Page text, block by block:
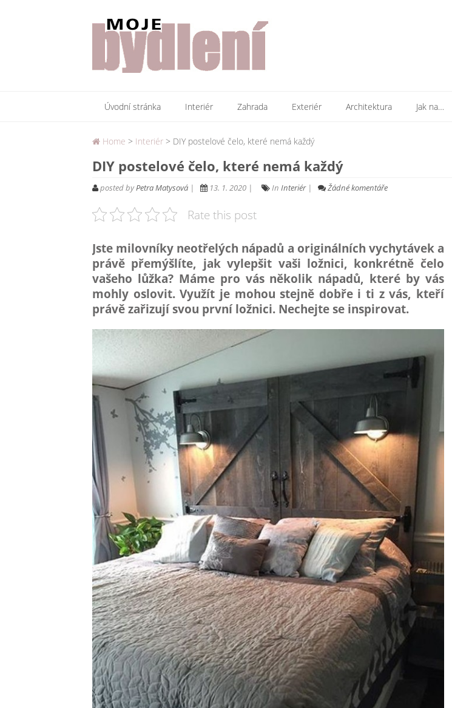
Úvodní stránka Interiér Zahrada Exteriér Architektura Jak na…
Home > Interiér > DIY postelové čelo, které nemá každý
DIY postelové čelo, které nemá každý
posted byPetra Matysová | 13. 1. 2020 | In Interiér| Žádné komentáře
Rate this post
Jste milovníky neotřelých nápadů a originálních vychytávek a
právě přemýšlíte, jak vylepšit vaši ložnici, konkrétně čelo
vašeho lůžka? Máme pro vás několik nápadů, které by vás
mohly oslovit. Využít je mohou stejně dobře i ti z vás, kteří
právě zařizují svou první ložnici. Nechejte se inspirovat.